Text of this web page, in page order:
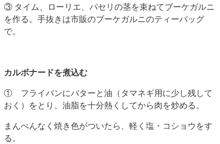
③ タイム、ローリエ、パセリの茎を束ねてブーケガルニ
を作る。手抜きは市販のブーケガルニのティーバッグ
で。
カルボナードを煮込む
① フライパンにバターと油（タマネギ用に少し残して
おく）をとり、油脂を十分熱くしてから肉を炒める。
まんべんなく焼き色がついたら、軽く塩・コショウをす
る。